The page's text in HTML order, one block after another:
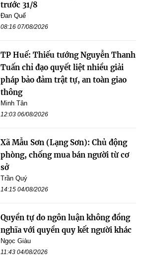
trước 31/8
Đan Quế
08:16 07/08/2026
TP Huế: Thiếu tướng Nguyễn Thanh
Tuấn chỉ đạo quyết liệt nhiều giải
pháp bảo đảm trật tự, an toàn giao
thông
Minh Tân
12:03 06/08/2026
Xã Mẫu Sơn (Lạng Sơn): Chủ động
phòng, chống mua bán người từ cơ
sở
Trần Quý
14:15 04/08/2026
Quyền tự do ngôn luận không đồng
nghĩa với quyền quy kết người khác
Ngọc Giàu
11:43 04/08/2026